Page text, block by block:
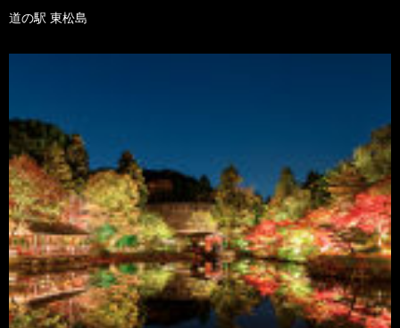
道の駅 東松島